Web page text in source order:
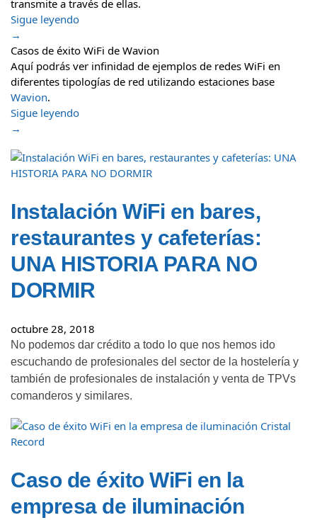
transmite a través de ellas.
Sigue leyendo
→
Casos de éxito WiFi de Wavion
Aquí podrás ver infinidad de ejemplos de redes WiFi en
diferentes tipologías de red utilizando estaciones base
Wavion.
Sigue leyendo
→
Instalación WiFi en bares,
restaurantes y cafeterías:
UNA HISTORIA PARA NO
DORMIR
octubre 28, 2018
No podemos dar crédito a todo lo que nos hemos ido
escuchando de profesionales del sector de la hostelería y
también de profesionales de instalación y venta de TPVs
comanderos y similares.
Caso de éxito WiFi en la
empresa de iluminación